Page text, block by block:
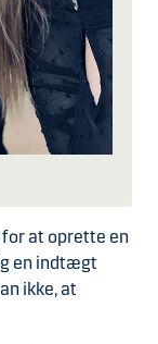
at oprette en
en indtægt
ikke, at